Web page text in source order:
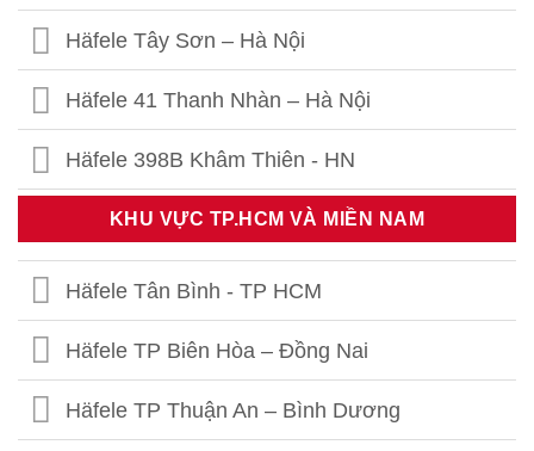
Häfele Tây Sơn – Hà Nội
Häfele 41 Thanh Nhàn – Hà Nội
Häfele 398B Khâm Thiên - HN
Häfele Thái Thịnh – Hà Nội
Häfele 459 Hoàng Quốc Việt - HN
Häfele 302 Khâm Thiên - HN
Häfele Kim Thành- Hải Dương
KHU VỰC TP.HCM VÀ MIỀN NAM
Häfele Tân Bình - TP HCM
Häfele TP Biên Hòa – Đồng Nai
Häfele TP Thuận An – Bình Dương